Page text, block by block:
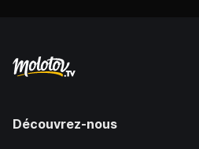
Découvrez-nous